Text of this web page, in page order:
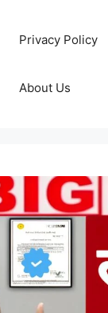
Privacy Policy
About Us